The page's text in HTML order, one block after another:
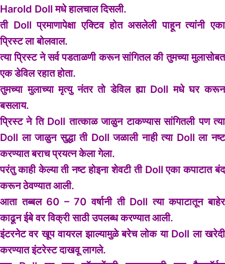
Harold Doll मधे हालचाल दिसली.
ती Doll प्रमाणापेक्षा एक्टिव होत असलेली पाहून त्यांनी एका
प्रिस्ट ला बोलवाल.
त्या प्रिस्ट ने सर्व पडताळणी करून सांगितल की तुमच्या मुलासोबत
एक डेविल रहात होता.
तुमच्या मुलाच्या मृत्यु नंतर तो डेविल ह्या Doll मधे घर करून
बसलाय.
प्रिस्ट ने ति Doll तात्काळ जाळुन टाकण्यास सांगितली पण त्या
Doll ला जाळुन सुद्धा ती Doll जळाली नाही त्या Doll ला नष्ट
करण्यात बराच प्रयत्न केला गेला.
परंतु काही केल्या ती नष्ट होइना शेवटी ती Doll एका कपाटात बंद
करून ठेवण्यात आली.
आता तब्बल 60 – 70 वर्षानी ती Doll त्या कपाटातून बाहेर
काढून ईबे वर विक्री साठी उपलब्ध करण्यात आली.
इंटरनेट वर खूप वायरल झाल्यामुळे बरेच लोक या Doll ला खरेदी
करण्यात इंटरेस्ट दाखवू लागले.